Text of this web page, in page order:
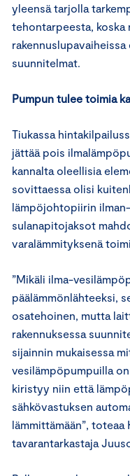
yleensä tarjolla
tehontarpeesta, koska
suunnitelmat.
Pumpun tulee toimia
Tiukassa
jättää pois
kannalta oleellisia
sovittaessa olisi
lämpöjohtopiirin
sulanapitojaksot
varalämmityksenä
”Mikäli ilma-
päälämmönlähteeksi,
osatehoinen, mutta
rakennuksessa
sijainnin mukaisessa
vesilämpöpumpuilla
kiristyy niin että
sähkövastuksen
lämmittämään”, toteaa
tavarantarkastaja